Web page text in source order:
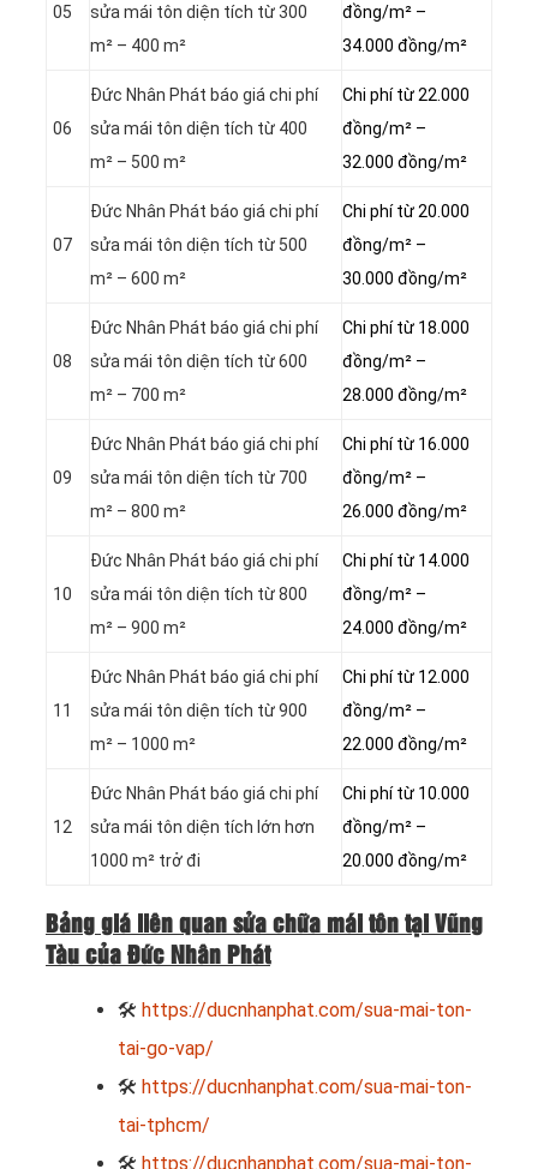
05
sửa mái tôn diện tích từ 300
m² – 400 m²
đồng/m² –
34.000 đồng/m²
06
Đức Nhân Phát báo giá chi phí
sửa mái tôn diện tích từ 400
m² – 500 m²
Chi phí từ 22.000
đồng/m² –
32.000 đồng/m²
07
Đức Nhân Phát báo giá chi phí
sửa mái tôn diện tích từ 500
m² – 600 m²
Chi phí từ 20.000
đồng/m² –
30.000 đồng/m²
08
Đức Nhân Phát báo giá chi phí
sửa mái tôn diện tích từ 600
m² – 700 m²
Chi phí từ 18.000
đồng/m² –
28.000 đồng/m²
09
Đức Nhân Phát báo giá chi phí
sửa mái tôn diện tích từ 700
m² – 800 m²
Chi phí từ 16.000
đồng/m² –
26.000 đồng/m²
10
Đức Nhân Phát báo giá chi phí
sửa mái tôn diện tích từ 800
m² – 900 m²
Chi phí từ 14.000
đồng/m² –
24.000 đồng/m²
11
Đức Nhân Phát báo giá chi phí
sửa mái tôn diện tích từ 900
m² – 1000 m²
Chi phí từ 12.000
đồng/m² –
22.000 đồng/m²
12
Đức Nhân Phát báo giá chi phí
sửa mái tôn diện tích lớn hơn
1000 m² trở đi
Chi phí từ 10.000
đồng/m² –
20.000 đồng/m²
Bảng giá liên quan sửa chữa mái tôn tại Vũng
Tàu của Đức Nhân Phát
🛠 https://ducnhanphat.com/sua-mai-ton-
tai-go-vap/
🛠 https://ducnhanphat.com/sua-mai-ton-
tai-tphcm/
🛠 https://ducnhanphat.com/sua-mai-ton-